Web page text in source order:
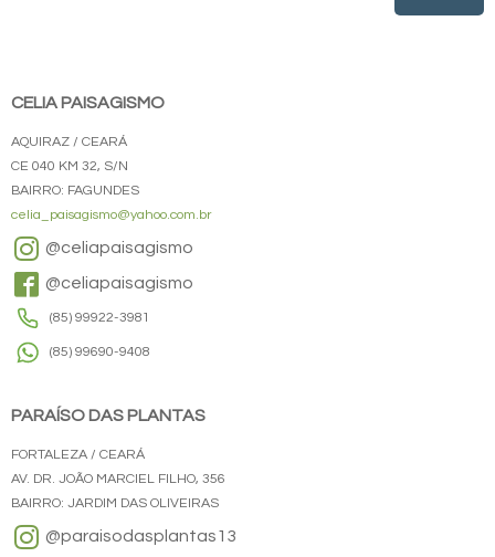
CELIA PAISAGISMO
AQUIRAZ / CEARÁ
CE 040 KM 32, S/N
BAIRRO: FAGUNDES
celia_paisagismo@yahoo.com.br
@celiapaisagismo
@celiapaisagismo
(85) 99922-3981
(85) 99690-9408
PARAÍSO DAS PLANTAS
FORTALEZA / CEARÁ
AV. DR. JOÃO MARCIEL FILHO, 356
BAIRRO: JARDIM DAS OLIVEIRAS
@paraisodasplantas13